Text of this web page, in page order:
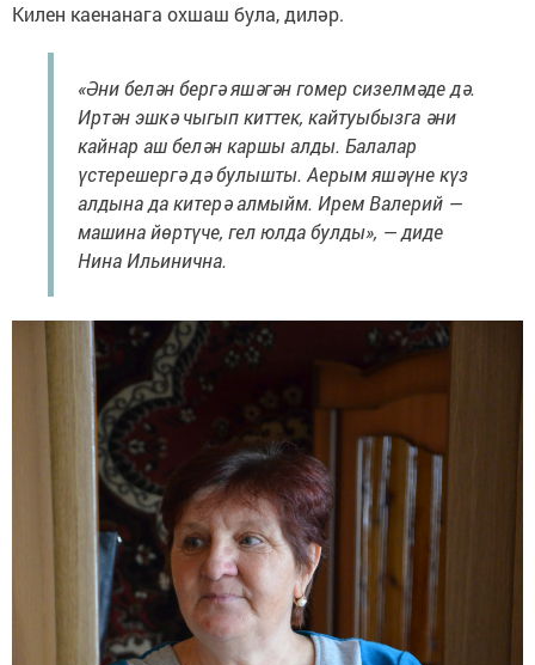
Килен каенанага охшаш була, диләр.
«Әни белән бергә яшәгән гомер сизелмәде дә.
Иртән эшкә чыгып киттек, кайтуыбызга әни
кайнар аш белән каршы алды. Балалар
үстерешергә дә булышты. Аерым яшәүне күз
алдына да китерә алмыйм. Ирем Валерий —
машина йөртүче, гел юлда булды», — диде
Нина Ильинична.